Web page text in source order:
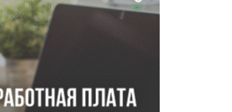
Конах утонул у острова в
накопили в банках рекордные 4,2